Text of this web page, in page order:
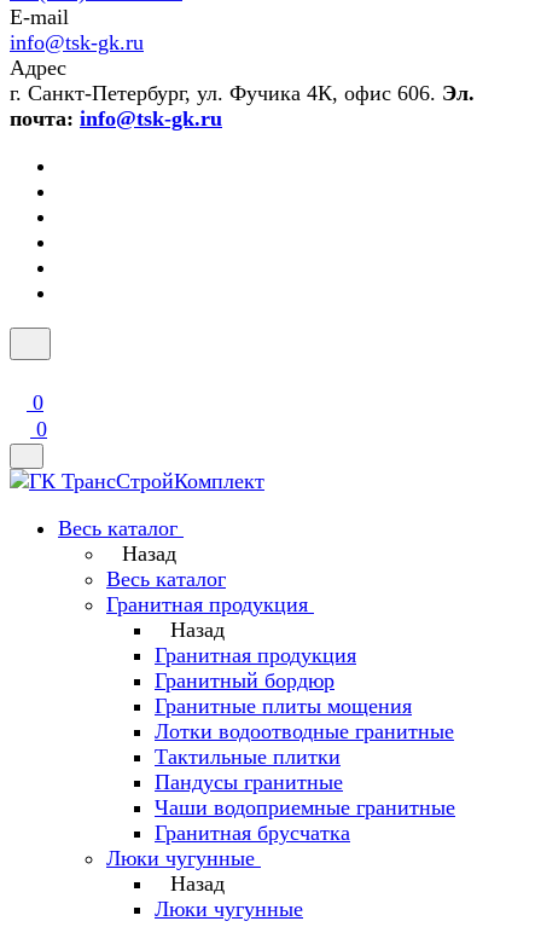
E-mail
info@tsk-gk.ru
Адрес
г. Санкт-Петербург, ул. Фучика 4К, офис 606. Эл.
почта: info@tsk-gk.ru
0
0
Весь каталог
Назад
Весь каталог
Гранитная продукция
Назад
Гранитная продукция
Гранитный бордюр
Гранитные плиты мощения
Лотки водоотводные гранитные
Тактильные плитки
Пандусы гранитные
Чаши водоприемные гранитные
Гранитная брусчатка
Люки чугунные
Назад
Люки чугунные